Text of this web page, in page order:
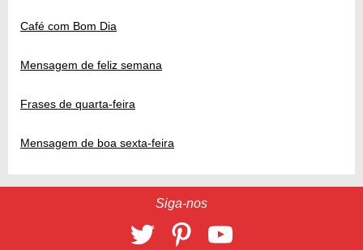
Café com Bom Dia
Mensagem de feliz semana
Frases de quarta-feira
Mensagem de boa sexta-feira
Siga-nos